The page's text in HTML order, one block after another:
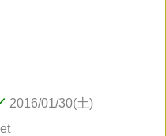
2016/01/30(土)